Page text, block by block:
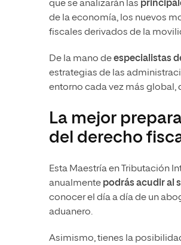
que se analizarán las
de la economía, los nuevos
fiscales derivados de la
De la mano deespecialistas
estrategias de las
entorno cada vez más global,
La mejor
del derecho
Esta Maestría en Tributación
anualmente podrás acudir al
conocer el día a día de un
aduanero.
Asimismo, tienes la